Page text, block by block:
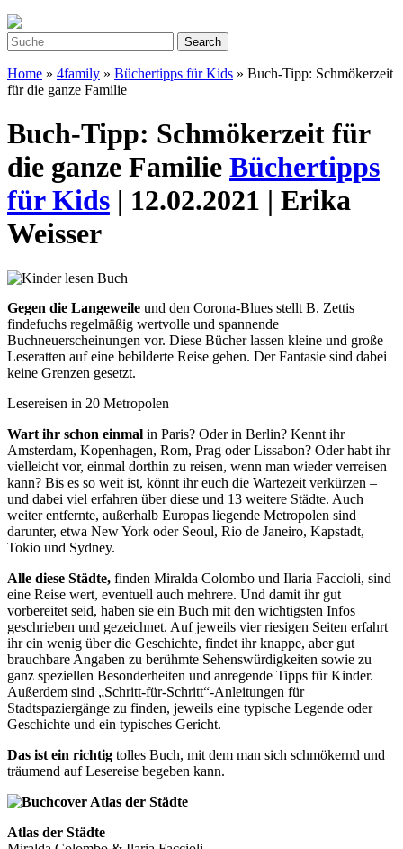
Home » 4family » Büchertipps für Kids » Buch-Tipp: Schmökerzeit
für die ganze Familie
Buch-Tipp: Schmökerzeit für
die ganze Familie Büchertipps
für Kids | 12.02.2021 | Erika
Weisser
Gegen die Langeweile und den Corona-Blues stellt B. Zettis
findefuchs regelmäßig wertvolle und spannende
Buchneuerscheinungen vor. Diese Bücher lassen kleine und große
Leseratten auf eine bebilderte Reise gehen. Der Fantasie sind dabei
keine Grenzen gesetzt.
Lesereisen in 20 Metropolen
Wart ihr schon einmal in Paris? Oder in Berlin? Kennt ihr
Amsterdam, Kopenhagen, Rom, Prag oder Lissabon? Oder habt ihr
vielleicht vor, einmal dorthin zu reisen, wenn man wieder verreisen
kann? Bis es so weit ist, könnt ihr euch die Wartezeit verkürzen –
und dabei viel erfahren über diese und 13 weitere Städte. Auch
weiter entfernte, außerhalb Europas liegende Metropolen sind
darunter, etwa New York oder Seoul, Rio de Janeiro, Kapstadt,
Tokio und Sydney.
Alle diese Städte, finden Miralda Colombo und Ilaria Faccioli, sind
eine Reise wert, eventuell auch mehrere. Und damit ihr gut
vorbereitet seid, haben sie ein Buch mit den wichtigsten Infos
geschrieben und gezeichnet. Auf jeweils vier riesigen Seiten erfahrt
ihr ein wenig über die Geschichte, findet ihr knappe, aber gut
brauchbare Angaben zu berühmte Sehenswürdigkeiten sowie zu
ganz speziellen Besonderheiten und anregende Tipps für Kinder.
Außerdem sind „Schritt-für-Schritt“-Anleitungen für
Stadtspaziergänge zu finden, jeweils eine typische Legende oder
Geschichte und ein typisches Gericht.
Das ist ein richtig tolles Buch, mit dem man sich schmökernd und
träumend auf Lesereise begeben kann.
Atlas der Städte